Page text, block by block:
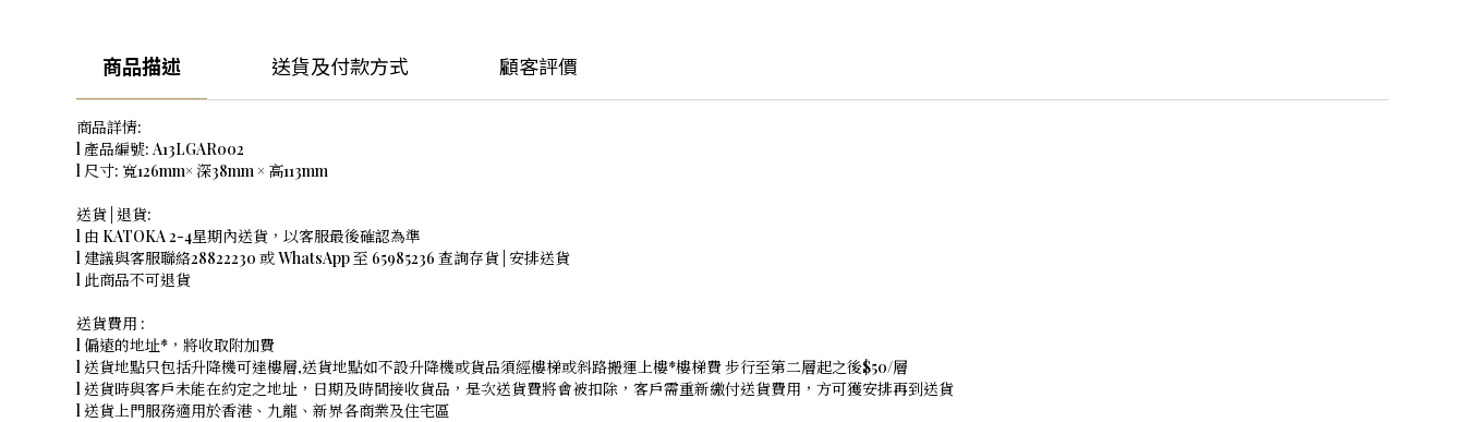
商品描述 送貨及付款方式 顧客評價
商品詳情:
l 產品編號: A13LGAR002
l 尺寸: 寬126mm× 深38mm × 高113mm
送貨 | 退貨:
l 由 KATOKA 2-4星期內送貨，以客服最後確認為準
l 建議與客服聯絡28822230 或 WhatsApp 至 65985236 查詢存貨 | 安排送貨
l 此商品不可退貨
送貨費用 :
l 偏遠的地址*，將收取附加費
l 送貨地點只包括升降機可達樓層,送貨地點如不設升降機或貨品須經樓梯或斜路搬運上樓*樓梯費 步行至第二層起之後$50/層
l 送貨時與客戶未能在約定之地址，日期及時間接收貨品，是次送貨費將會被扣除，客戶需重新繳付送貨費用，方可獲安排再到送貨
l 送貨上門服務適用於香港、九龍、新界各商業及住宅區